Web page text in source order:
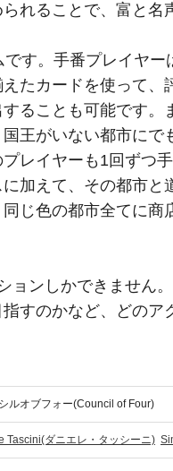
れることで、富と名
す。手番プレイヤ
たカードを使って
ることも可能です
王がいない都市に
レイヤーも1回ずつ
加えて、その都市
じ色の都市全てに
ョンしかできません
すのかなど、どのア
ルオブフォー(Council of Four)
Tascini(ダニエレ・タッシーニ)